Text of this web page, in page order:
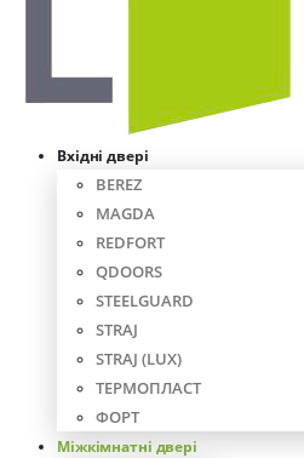
Вхідні двері
BEREZ
MAGDA
REDFORT
QDOORS
STEELGUARD
STRAJ
STRAJ (LUX)
ТЕРМОПЛАСТ
ФОРТ
Міжкімнатні двері